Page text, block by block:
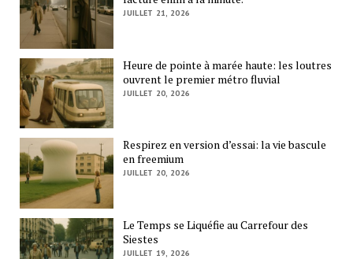
JUILLET 21, 2026
Heure de pointe à marée haute: les loutres
ouvrent le premier métro fluvial
JUILLET 20, 2026
Respirez en version d’essai: la vie bascule
en freemium
JUILLET 20, 2026
Le Temps se Liquéfie au Carrefour des
Siestes
JUILLET 19, 2026